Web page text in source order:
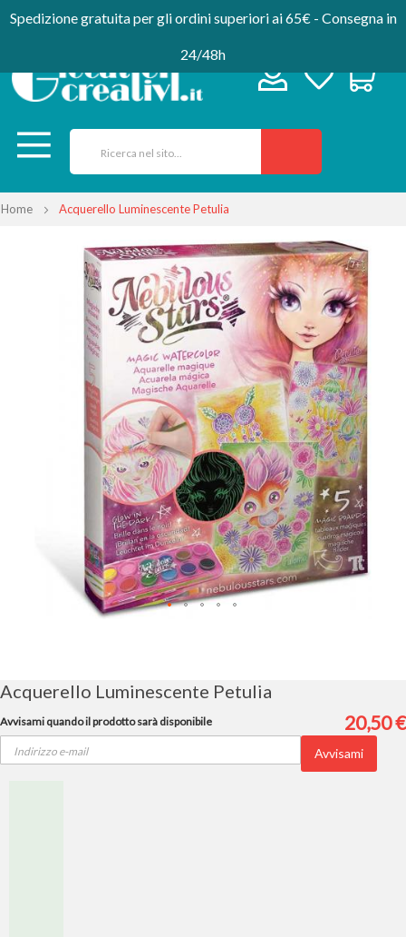
Spedizione gratuita per gli ordini superiori ai 65€ - Consegna in
24/48h
Home Acquerello Luminescente Petulia
di
immagini
Acquerello Luminescente Petulia
20,50 €
Avvisami quando il prodotto sarà disponibile
Avvisami